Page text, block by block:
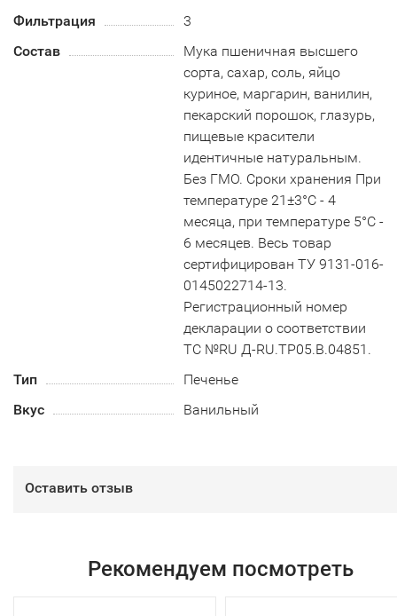
Фильтрация
3
Состав
Мука пшеничная высшего
сорта, сахар, соль, яйцо
куриное, маргарин, ванилин,
пекарский порошок, глазурь,
пищевые красители
идентичные натуральным.
Без ГМО. Сроки хранения При
температуре 21±3°С - 4
месяца, при температуре 5°С -
6 месяцев. Весь товар
сертифицирован ТУ 9131-016-
0145022714-13.
Регистрационный номер
декларации о соответствии
ТС №RU Д-RU.TP05.B.04851.
Тип
Печенье
Вкус
Ванильный
Оставить отзыв
Рекомендуем посмотреть